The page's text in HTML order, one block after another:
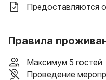
Предоставляются
Правила
Максимум 5 гостей
Проведение